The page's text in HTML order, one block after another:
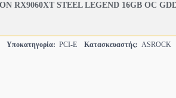
RX9060XT STEEL LEGEND 16GB OC
Υποκατηγορία: PCI-E Κατασκευαστής: ASROCK